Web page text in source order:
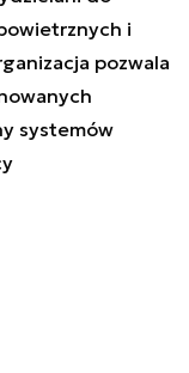
i
pozwala
systemów